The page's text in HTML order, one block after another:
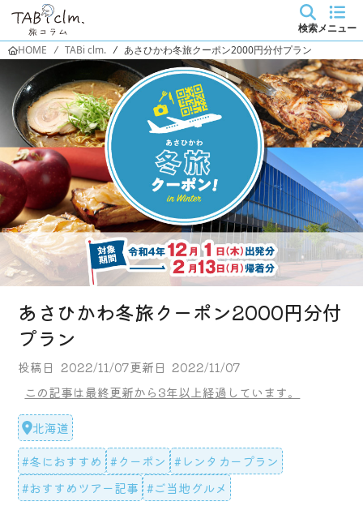
検索メニュー
HOME / TABi clm. / あさひかわ冬旅クーポン2000円分付プラン
あさひかわ冬旅クーポン2000円分付
プラン
投稿日 2022/11/07更新日 2022/11/07
この記事は最終更新から3年以上経過しています。
北海道
#冬におすすめ #クーポン #レンタカープラン
#おすすめツアー記事 #ご当地グルメ